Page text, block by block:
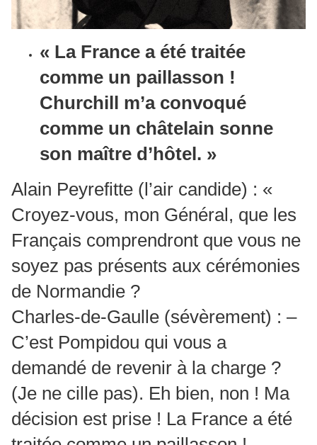
« La France a été traitée
comme un paillasson !
Churchill m’a convoqué
comme un châtelain sonne
son maître d’hôtel. »
Alain Peyrefitte (l’air candide) : «
Croyez-vous, mon Général, que les
Français comprendront que vous ne
soyez pas présents aux cérémonies
de Normandie ?
Charles-de-Gaulle (sévèrement) : –
C’est Pompidou qui vous a
demandé de revenir à la charge ?
(Je ne cille pas). Eh bien, non ! Ma
décision est prise ! La France a été